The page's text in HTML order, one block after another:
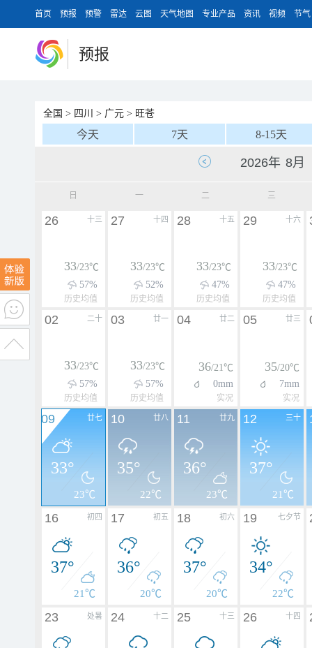
首页 预报 预警 雷达 云图 天气地图 专业产品 资讯 视频 节气
预报
全国 > 四川 > 广元 > 旺苍
今天 7天 8-15天
日 一 二 三
十三
26
33/23℃
57%
历史均值
十四
27
33/23℃
52%
历史均值
十五
28
33/23℃
47%
历史均值
十六
29
33/23℃
47%
历史均值
二十
02
33/23℃
57%
历史均值
廿一
03
33/23℃
57%
历史均值
廿二
04
36/21℃
0mm
实况
廿三
05
35/20℃
7mm
实况
廿七
09
33°
23℃
廿八
10
35°
22℃
廿九
11
36°
23℃
三十
12
37°
21℃
初四
16
37°
21℃
初五
17
36°
20℃
初六
18
37°
20℃
七夕节
19
34°
22℃
处暑
23 十二
24 十三
25 十四
26